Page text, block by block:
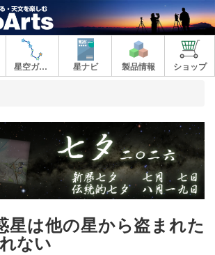
星空ガイド 星ナビ 製品情報 ショップ
星は他の星から盗まれた
ない